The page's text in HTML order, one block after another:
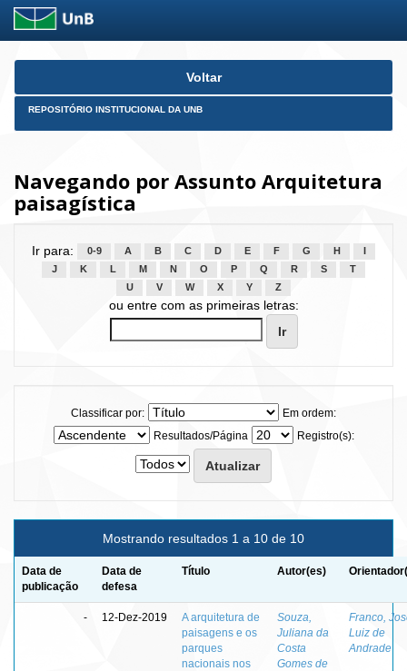
Skip
Voltar
REPOSITÓRIO INSTITUCIONAL DA UNB
Navegando por Assunto Arquitetura
paisagística
Ir para: 0-9 A B C D E F G H
J
K L M N O P Q R S
T
U
V W X Y Z
ou entre com as primeiras letras:
Classificar por:
Em ordem:
Resultados/Página
Registro(s):
Mostrando resultados 1 a 10 de 10
Data de
publicação
Data de
defesa
Título Autor(es)
- 12-Dez-2019
A arquitetura de
paisagens e os
parques
nacionais nos
Souza,
Juliana da
Costa
Gomes de
Franco,
Luiz de
Andrade